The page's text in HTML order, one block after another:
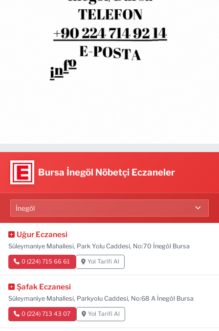
Bursa İnegöl Nöbetçi Eczaneler
Uğur Eczanesi
Süleymaniye Mahallesi, Park Yolu Caddesi, No:70 İnegöl Bursa
0 (224) 715 66 61 Yol Tarifi Al
Şafak Eczanesi
Süleymaniye Mahallesi, Parkyolu Caddesi, No:68 A İnegöl Bursa
0 (224) 713 43 07 Yol Tarifi Al